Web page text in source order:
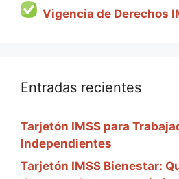
Vigencia de Derechos
Entradas recientes
Tarjetón IMSS para
Independientes
Tarjetón IMSS Bienestar: